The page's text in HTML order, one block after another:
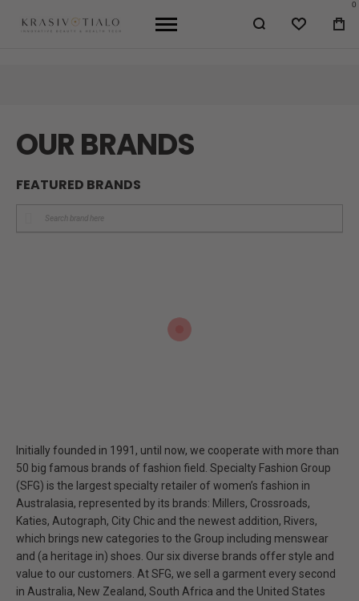
WISHLIST
0
OUR BRANDS
FEATURED BRANDS
Initially founded in 1991, until now, we cooperate with more than
50 big famous brands of fashion field. Specialty Fashion Group
(SFG) is the largest specialty retailer of women’s fashion in
Australasia, represented by its brands: Millers, Crossroads,
Katies, Autograph, City Chic and the newest addition, Rivers,
which brings new categories to the Group including menswear
and (a heritage in) shoes. Our six diverse brands offer style and
value to our customers. At SFG, we sell a garment every second
in Australia, New Zealand, South Africa and the United States